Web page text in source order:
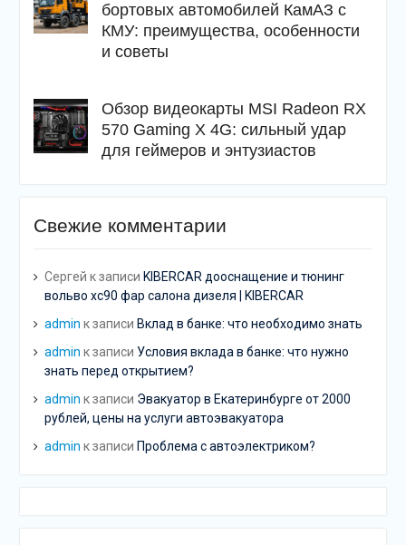
бортовых автомобилей КамАЗ с
КМУ: преимущества, особенности
и советы
Обзор видеокарты MSI Radeon RX
570 Gaming X 4G: сильный удар
для геймеров и энтузиастов
Свежие комментарии
Сергей к записи KIBERCAR дооснащение и тюнинг
вольво хс90 фар салона дизеля | KIBERCAR
admin к записи Вклад в банке: что необходимо знать
admin к записи Условия вклада в банке: что нужно
знать перед открытием?
admin к записи Эвакуатор в Екатеринбурге от 2000
рублей, цены на услуги автоэвакуатора
admin к записи Проблема с автоэлектриком?